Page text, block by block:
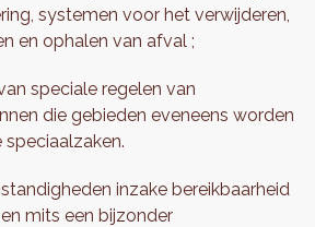
systemen voor het verwijderen,
en ophalen van afval ;
speciale regelen van
die gebieden eveneens worden
inzake bereikbaarheid
mits een bijzonder